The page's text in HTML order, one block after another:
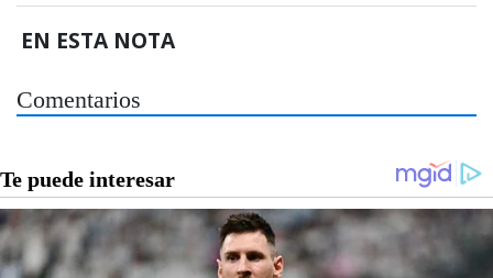
EN ESTA NOTA
Comentarios